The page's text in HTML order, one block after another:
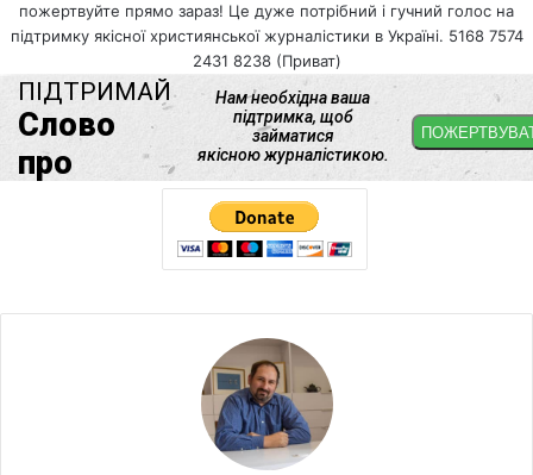
пожертвуйте прямо зараз! Це дуже потрібний і гучний голос на
підтримку якісної християнської журналістики в Україні. 5168 7574
2431 8238 (Приват)